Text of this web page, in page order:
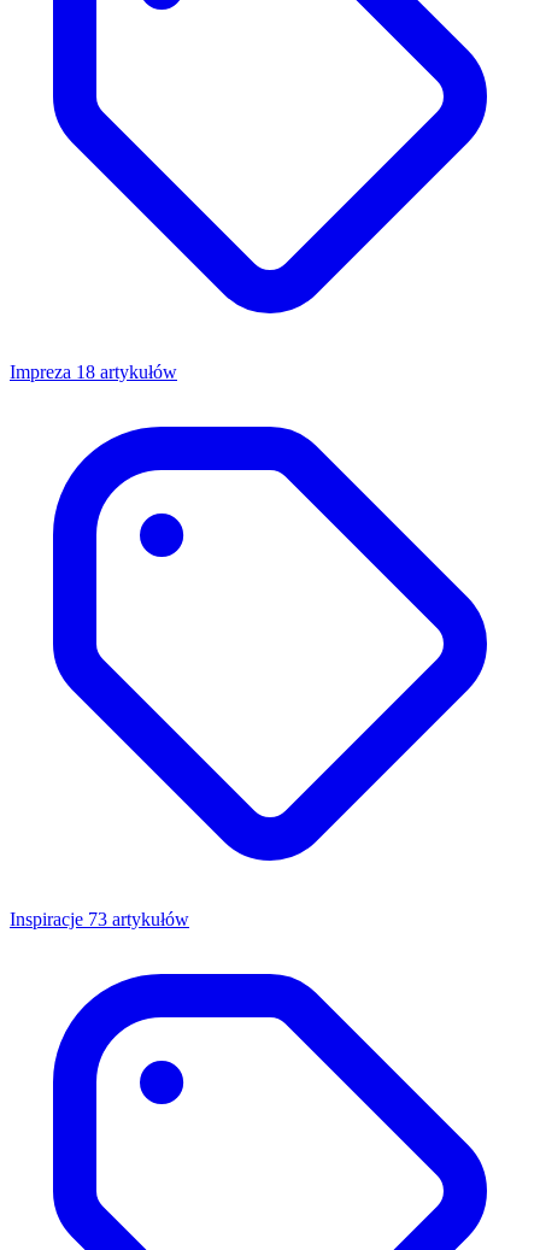
Impreza 18 artykułów
Inspiracje 73 artykułów